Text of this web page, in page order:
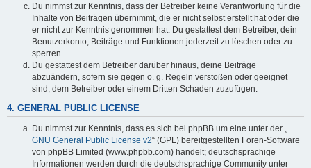
Du nimmst zur Kenntnis, dass der Betreiber keine Verantwortung für die
Inhalte von Beiträgen übernimmt, die er nicht selbst erstellt hat oder die
er nicht zur Kenntnis genommen hat. Du gestattest dem Betreiber, dein
Benutzerkonto, Beiträge und Funktionen jederzeit zu löschen oder zu
sperren.
Du gestattest dem Betreiber darüber hinaus, deine Beiträge
abzuändern, sofern sie gegen o. g. Regeln verstoßen oder geeignet
sind, dem Betreiber oder einem Dritten Schaden zuzufügen.
4. GENERAL PUBLIC LICENSE
Du nimmst zur Kenntnis, dass es sich bei phpBB um eine unter der „
GNU General Public License v2“ (GPL) bereitgestellten Foren-Software
von phpBB Limited (www.phpbb.com) handelt; deutschsprachige
Informationen werden durch die deutschsprachige Community unter